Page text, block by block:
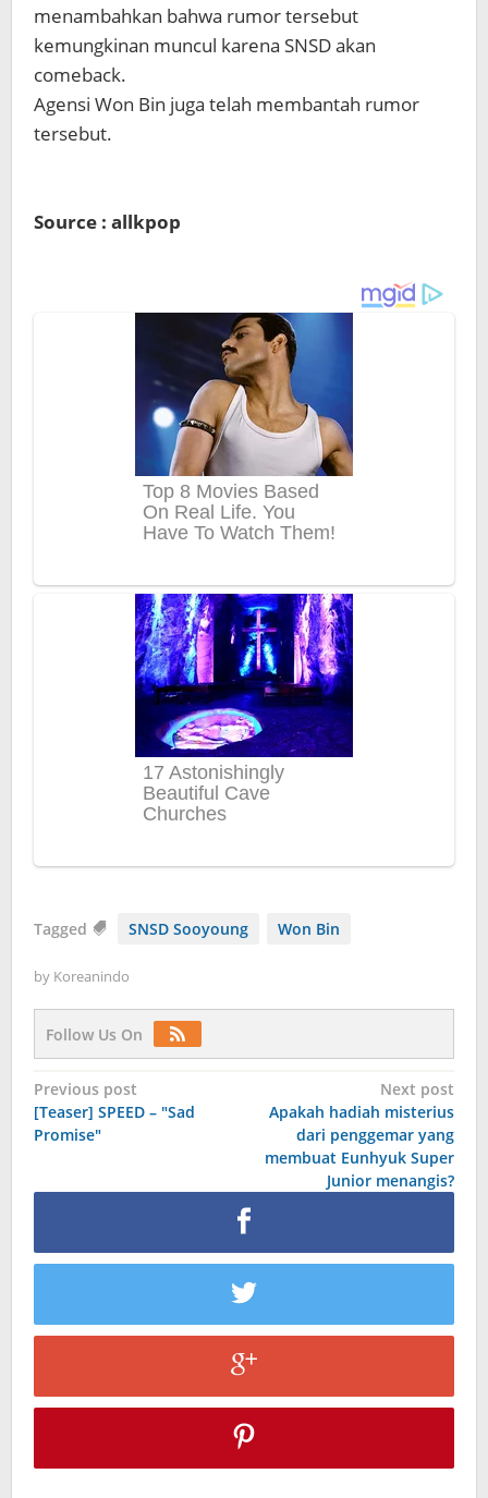
menambahkan bahwa rumor tersebut
kemungkinan muncul karena SNSD akan
comeback.
Agensi Won Bin juga telah membantah rumor
tersebut.
Source : allkpop
Tagged SNSD Sooyoung Won Bin
by Koreanindo
Follow Us On
Post
navigation
Previous post
[Teaser] SPEED – "Sad
Promise"
Next post
Apakah hadiah misterius
dari penggemar yang
membuat Eunhyuk Super
Junior menangis?